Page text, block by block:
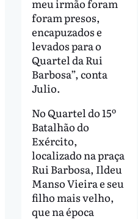
meu irmão foram
foram presos,
encapuzados e
levados para o
Quartel da Rui
Barbosa”, conta
Julio.
No Quartel do 15º
Batalhão do
Exército,
localizado na praça
Rui Barbosa, Ildeu
Manso Vieira e seu
filho mais velho,
que na época